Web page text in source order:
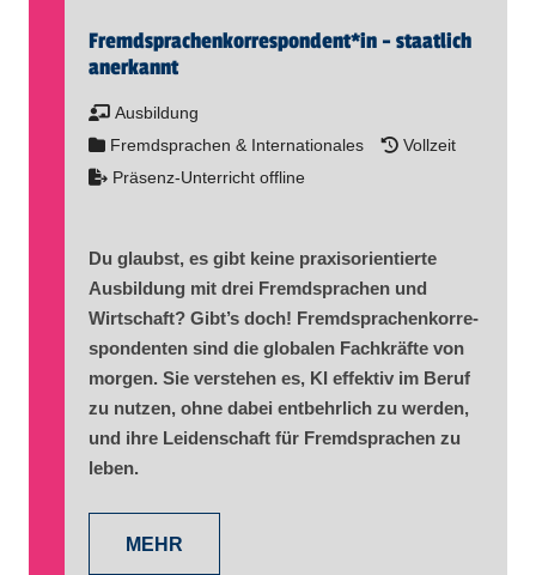
Fremd­sprachen­korre­spon­dent​*in - staatlich
anerkannt
Ausbildung
Fremdsprachen & Internationales
Vollzeit
Präsenz-Unterricht offline
Du glaubst, es gibt keine praxisorientierte
Ausbildung mit drei Fremdsprachen und
Wirtschaft? Gibt’s doch! Fremd­sprachen­korre­
spon­denten sind die globalen Fachkräfte von
morgen. Sie verstehen es, KI effektiv im Beruf
zu nutzen, ohne dabei entbehrlich zu werden,
und ihre Leidenschaft für Fremdsprachen zu
leben.
MEHR